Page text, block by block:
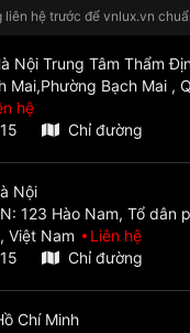
liên hệ trước để vnlux.vn
Nội Trung Tâm Thẩm
Mai,Phường Bạch Mai ,
hệ
Chỉ đường
Nội
123 Hào Nam, Tổ dân
Việt Nam
Liên hệ
Chỉ đường
Chí Minh